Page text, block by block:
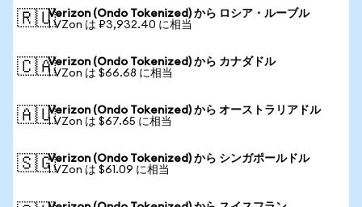
🇷🇺Verizon (Ondo Tokenized) から ロシア・ルーブル
1 VZon は ₽3,932.40 に相当
🇨🇦Verizon (Ondo Tokenized) から カナダドル
1 VZon は $66.68 に相当
🇦🇺Verizon (Ondo Tokenized) から オーストラリアドル
1 VZon は $67.65 に相当
🇸🇬Verizon (Ondo Tokenized) から シンガポールドル
1 VZon は $61.09 に相当